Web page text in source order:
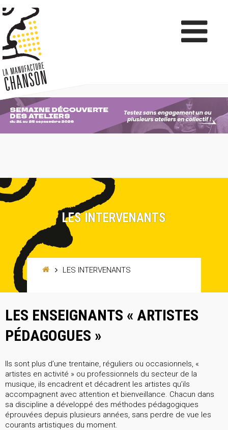
LES INTERVENANTS
LES INTERVENANTS
LES ENSEIGNANTS « ARTISTES
PÉDAGOGUES »
Ils sont plus d’une trentaine, réguliers ou occasionnels, «
artistes en activité » ou professionnels du secteur de la
musique, ils encadrent et décadrent les artistes qu’ils
accompagnent avec attention et bienveillance. Chacun dans
sa discipline a développé des méthodes pédagogiques
éprouvées depuis plusieurs années, sans perdre de vue les
courants artistiques du moment.